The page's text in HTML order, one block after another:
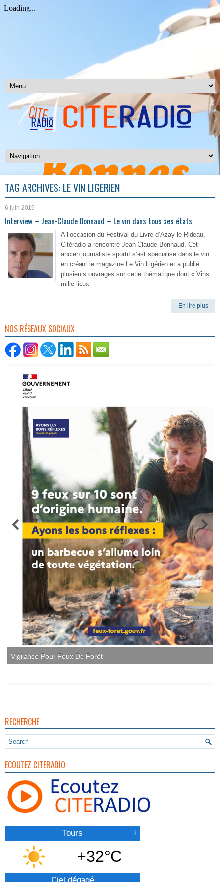
TAG ARCHIVES: LE VIN LIGÉRIEN
6 juin 2019
Interview – Jean-Claude Bonnaud – Le vin dans tous ses états
A l’occasion du Festival du Livre d’Azay-le-Rideau,
Citéradio a rencontré Jean-Claude Bonnaud. Cet
ancien journaliste sportif s’est spécialisé dans le vin
en créant le magazine Le Vin Ligérien et a publié
plusieurs ouvrages sur cette thématique dont « Vins
mille lieux
En lire plus
NOS RÉSEAUX SOCIAUX
Vigilance Pour Feux De Forêt
RECHERCHE
ECOUTEZ CITERADIO
Tours
+32°C
Ciel dégagé